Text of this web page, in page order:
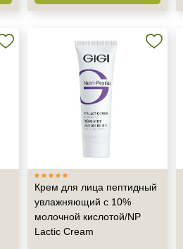
Крем для лица пептидный
увлажняющий с 10%
молочной кислотой/NP
Lactic Cream